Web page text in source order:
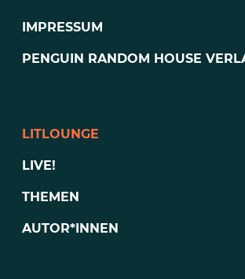
IMPRESSUM
PENGUIN RANDOM HOUSE
LITLOUNGE
LIVE!
THEMEN
AUTOR*INNEN